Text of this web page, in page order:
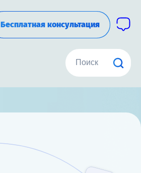
Бесплатная консультация